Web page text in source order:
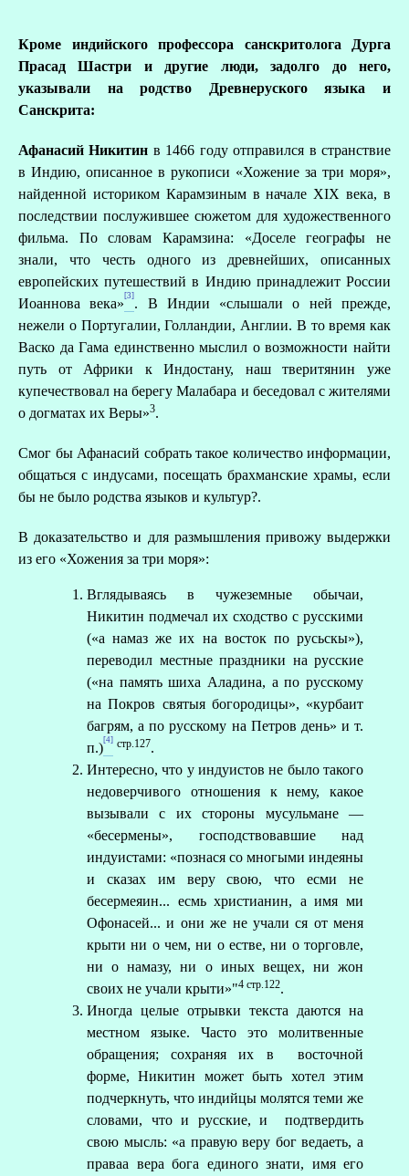
Кроме индийского профессора санcкритолога Дурга
Прасад Шастри и другие люди, задолго до него,
указывали на родство Древнеруского языка и
Санскрита:
Афанасий Никитин в 1466 году отправился в странствие
в Индию, описанное в рукописи «Хожение за три моря»,
найденной историком Карамзиным в начале XIX века, в
последствии послужившее сюжетом для художественного
фильма. По словам Карамзина: «Доселе географы не
знали, что честь одного из древнейших, описанных
европейских путешествий в Индию принадлежит России
Иоаннова века»[3] . В Индии «слышали о ней прежде,
нежели о Португалии, Голландии, Англии. В то время как
Васко да Гама единственно мыслил о возможности найти
путь от Африки к Индостану, наш тверитянин уже
купечествовал на берегу Малабара и беседовал с жителями
о догматах их Веры»3.
Смог бы Афанасий собрать такое количество информации,
общаться с индусами, посещать брахманские храмы, если
бы не было родства языков и культур?.
В доказательство и для размышления привожу выдержки
из его «Хожения за три моря»:
Вглядываясь в чужеземные обычаи,
Никитин подмечал их сходство с русскими
(«а намаз же их на восток по русьскы»),
переводил местные праздники на русские
(«на память шиха Аладина, а по русскому
на Покров святыя богородицы», «курбаит
багрям, а по русскому на Петров день» и т.
п.)[4] стр.127.
Интересно, что у индуистов не было такого
недоверчивого отношения к нему, какое
вызывали с их стороны мусульмане —
«бесермены», господствовавшие над
индуистами: «познася со многыми индеяны
и сказах им веру свою, что есми не
бесермеяин... есмь христианин, а имя ми
Офонасей... и они же не учали ся от меня
крыти ни о чем, ни о естве, ни о торговле,
ни о намазу, ни о иных вещех, ни жон
своих не учали крыти»"4 стр.122.
Иногда целые отрывки текста даются на
местном языке. Часто это молитвенные
обращения; сохраняя их в восточной
форме, Никитин может быть хотел этим
подчеркнуть, что индийцы молятся теми же
словами, что и русские, и подтвердить
свою мысль: «а правую веру бог ведаеть, а
праваа вера бога единого знати, имя его